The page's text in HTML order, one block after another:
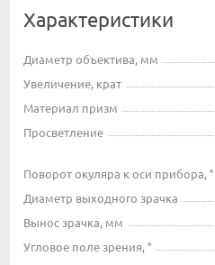
Характеристики
Диаметр объектива, мм
Увеличение, крат
Материал призм
Просветление
Поворот окуляра к оси прибора, °
Диаметр выходного зрачка
Вынос зрачка, мм
Угловое поле зрения, °